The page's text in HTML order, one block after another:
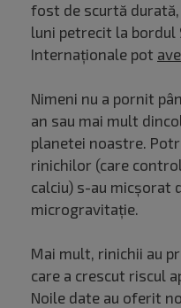
fost de scurtă durată,
luni petrecit la bordul
Internaționale pot
Nimeni nu a pornit
an sau mai mult
planetei noastre.
rinichilor (care
calciu) s-au micșorat
microgravitație.
Mai mult, rinichii au
care a crescut riscul
Noile date au oferit